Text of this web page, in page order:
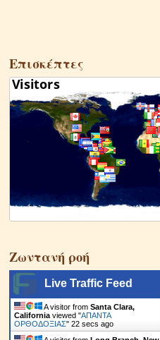
Επισκέπτες
Ζωντανή ροή
Live Traffic Feed
A visitor from Santa Clara,
California viewed "ΑΠΑΝΤΑ
ΟΡΘΟΔΟΞΙΑΣ" 23 secs ago